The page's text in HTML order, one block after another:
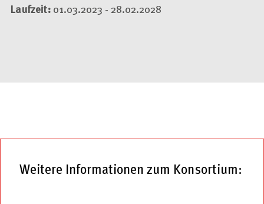
Laufzeit:01.03.2023 - 28.02.2028
Weitere Informationen zum Konsortium: